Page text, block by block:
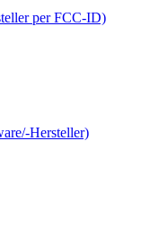
per FCC-ID)
Hersteller)